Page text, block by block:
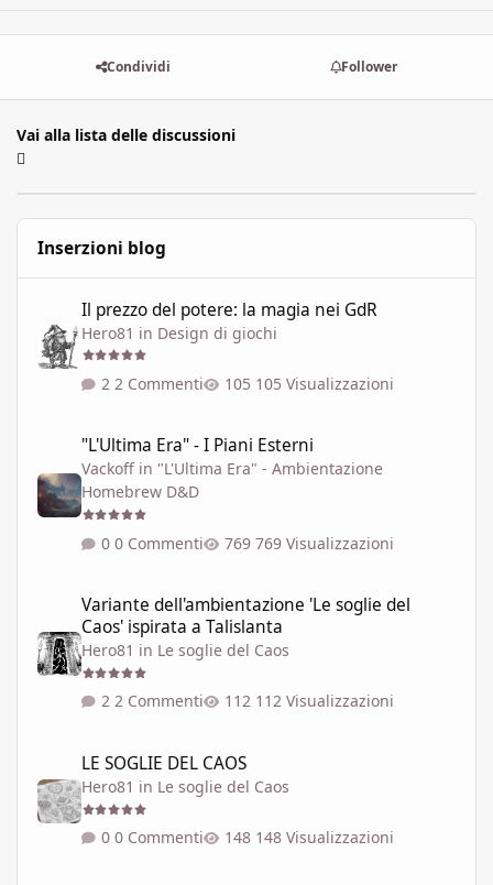
Condividi Follower
Vai alla lista delle discussioni
Inserzioni blog
Il prezzo del potere: la magia nei GdR
Hero81 in Design di giochi
2 Commenti 105 Visualizzazioni
"L'Ultima Era" - I Piani Esterni
Vackoff in "L'Ultima Era" - Ambientazione
Homebrew D&D
0 Commenti 769 Visualizzazioni
Variante dell'ambientazione 'Le soglie del
Caos' ispirata a Talislanta
Hero81 in Le soglie del Caos
2 Commenti 112 Visualizzazioni
LE SOGLIE DEL CAOS
Hero81 in Le soglie del Caos
0 Commenti 148 Visualizzazioni